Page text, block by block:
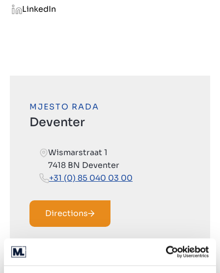
LinkedIn
MJESTO RADA
Deventer
Wismarstraat 1
7418 BN Deventer
+31 (0) 85 040 03 00
Directions